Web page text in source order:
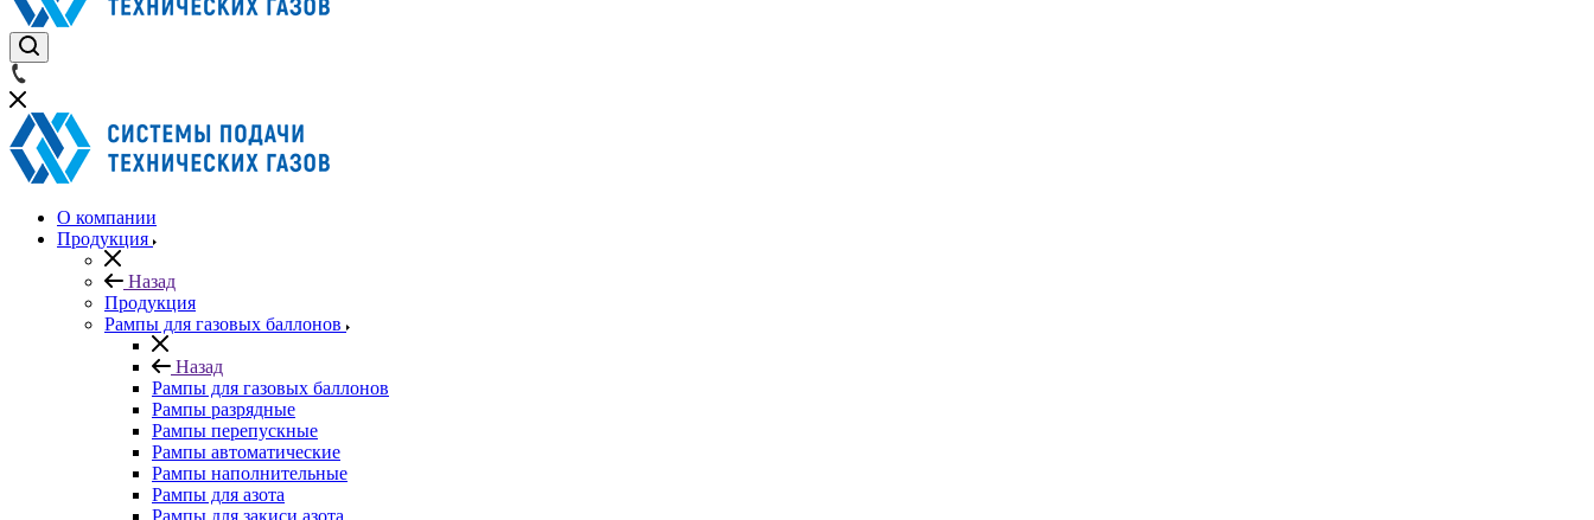
О компании
Продукция
Назад
Продукция
Рампы для газовых баллонов
Назад
Рампы для газовых баллонов
Рампы разрядные
Рампы перепускные
Рампы автоматические
Рампы наполнительные
Рампы для азота
Рампы для закиси азота